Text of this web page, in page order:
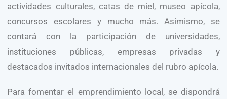
actividades culturales, catas de miel, museo apícola,
concursos escolares y mucho más. Asimismo, se
contará con la participación de universidades,
instituciones públicas, empresas privadas y
destacados invitados internacionales del rubro apícola.
Para fomentar el emprendimiento local, se dispondrá